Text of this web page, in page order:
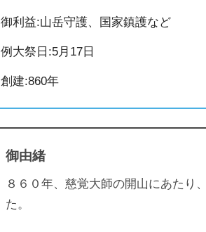
御利益:山岳守護、国家鎮護など
例大祭日:5月17日
創建:860年
御由緒
８６０年、慈覚大師の開山にあたり
た。